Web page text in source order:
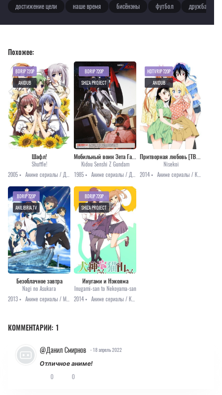
достижение цели наше время бисёнэны футбол дружба
Похожее:
Шафл!
Shuffle!
2005 •
BDRIP 720P
ANIDUB
Kidou Senshi Z Gundam
1985 •
BDRIP 720P
SHIZA PROJECT
Nisekoi
2014 •
HDTVRIP 720P
ANIDUB
Безоблачное завтра
Nagi no Asukara
2013 •
Аниме сериалы / Мистика / Повседневность / Романтика
BDRIP 720P
ANILIBRIA.TV
Инугами и Нэкояма
Inugami-san to Nekoyama-san
2014 •
Аниме сериалы / Комедия / Повседневность / Сёдзё-ай
BDRIP 720P
SHIZA PROJECT
КОММЕНТАРИИ: 1
@Данил Смирнов - 18 апрель 2022
Отличное аниме!
0 0